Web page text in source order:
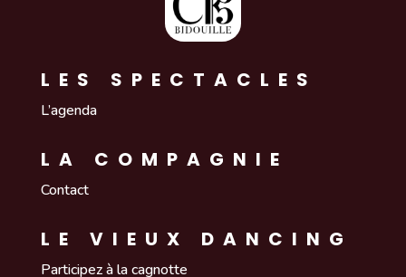
LES SPECTACLES
L’agenda
LA COMPAGNIE
Contact
LE VIEUX DANCING
Participez à la cagnotte